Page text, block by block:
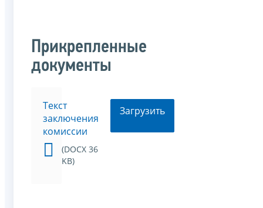
Прикрепленные
документы
Текст
заключения
комиссии
(DOCX 36
KB)
Загрузить